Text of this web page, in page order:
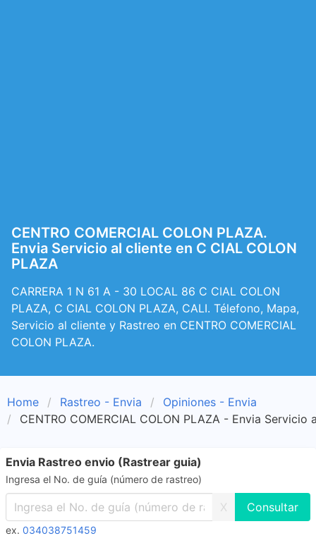
CENTRO COMERCIAL COLON PLAZA.
Envia Servicio al cliente en C CIAL COLON
PLAZA
CARRERA 1 N 61 A - 30 LOCAL 86 C CIAL COLON
PLAZA, C CIAL COLON PLAZA, CALI. Télefono, Mapa,
Servicio al cliente y Rastreo en CENTRO COMERCIAL
COLON PLAZA.
Home Rastreo - Envia
Opiniones - Envia
CENTRO COMERCIAL COLON PLAZA - Envia Servicio
Envia Rastreo envio (Rastrear guia)
Ingresa el No. de guía (número de rastreo)
X
ex. 034038751459